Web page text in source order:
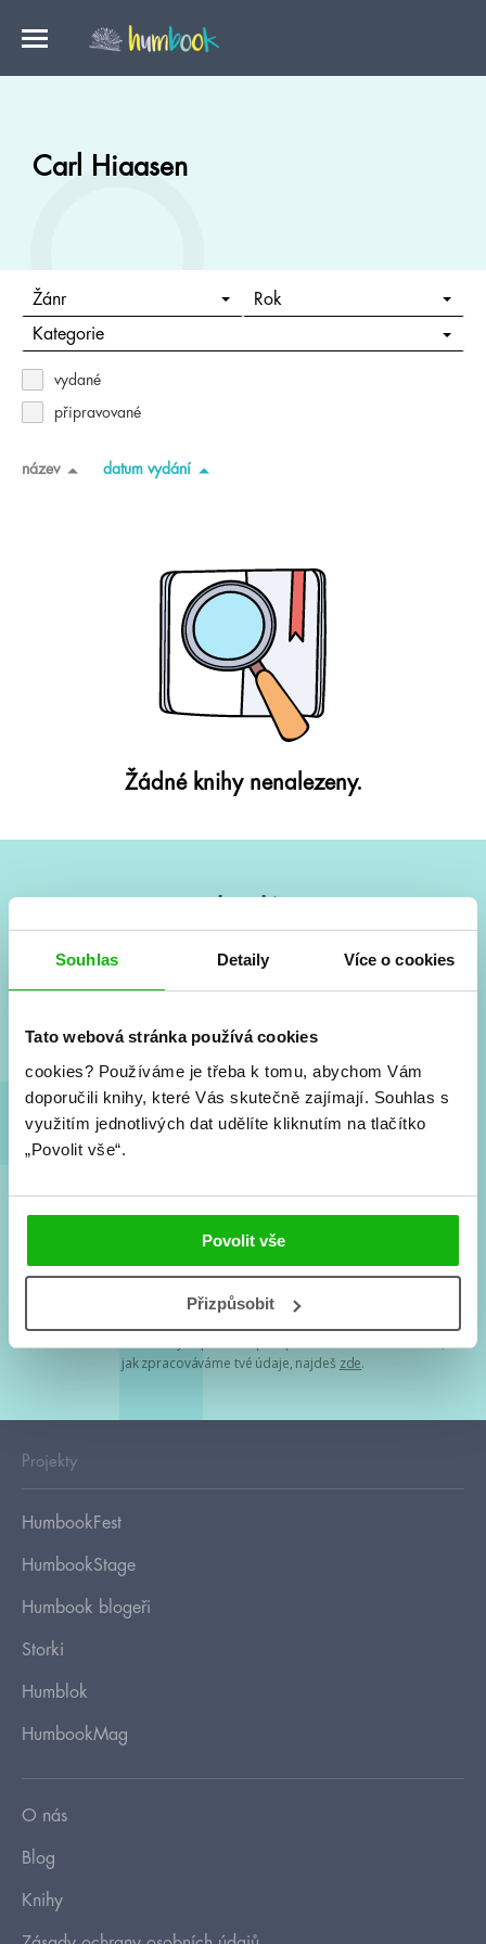
Souhlas Detaily Více o cookies
Tato webová stránka používá cookies
cookies? Používáme je třeba k tomu, abychom Vám
doporučili knihy, které Vás skutečně zajímají. Souhlas s
využitím jednotlivých dat udělíte kliknutím na tlačítko
„Povolit vše“.
Povolit vše
Přizpůsobit
Carl Hiaasen
Žánr Rok
Kategorie
vydané
připravované
název datum vydání
Žádné knihy nenalezeny.
Vše kolem #youngadult každý měsíc rovnou do mailu!
a seriálové adaptace a další.
Souhlasím spodmínkami zpracování osobních údajů
Tvá e-mailová adresa je u nás v bezpečí. Přečti si
jak zpracováváme tvé údaje, najdeš zde.
Projekty
HumbookFest
HumbookStage
Humbook blogeři
Storki
Humblok
HumbookMag
O nás
Blog
Knihy